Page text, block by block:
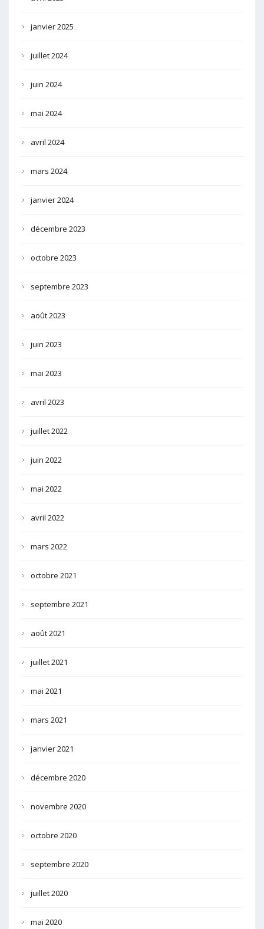
janvier 2025
juillet 2024
juin 2024
mai 2024
avril 2024
mars 2024
janvier 2024
décembre 2023
octobre 2023
septembre 2023
août 2023
juin 2023
mai 2023
avril 2023
juillet 2022
juin 2022
mai 2022
avril 2022
mars 2022
octobre 2021
septembre 2021
août 2021
juillet 2021
mai 2021
mars 2021
janvier 2021
décembre 2020
novembre 2020
octobre 2020
septembre 2020
juillet 2020
mai 2020